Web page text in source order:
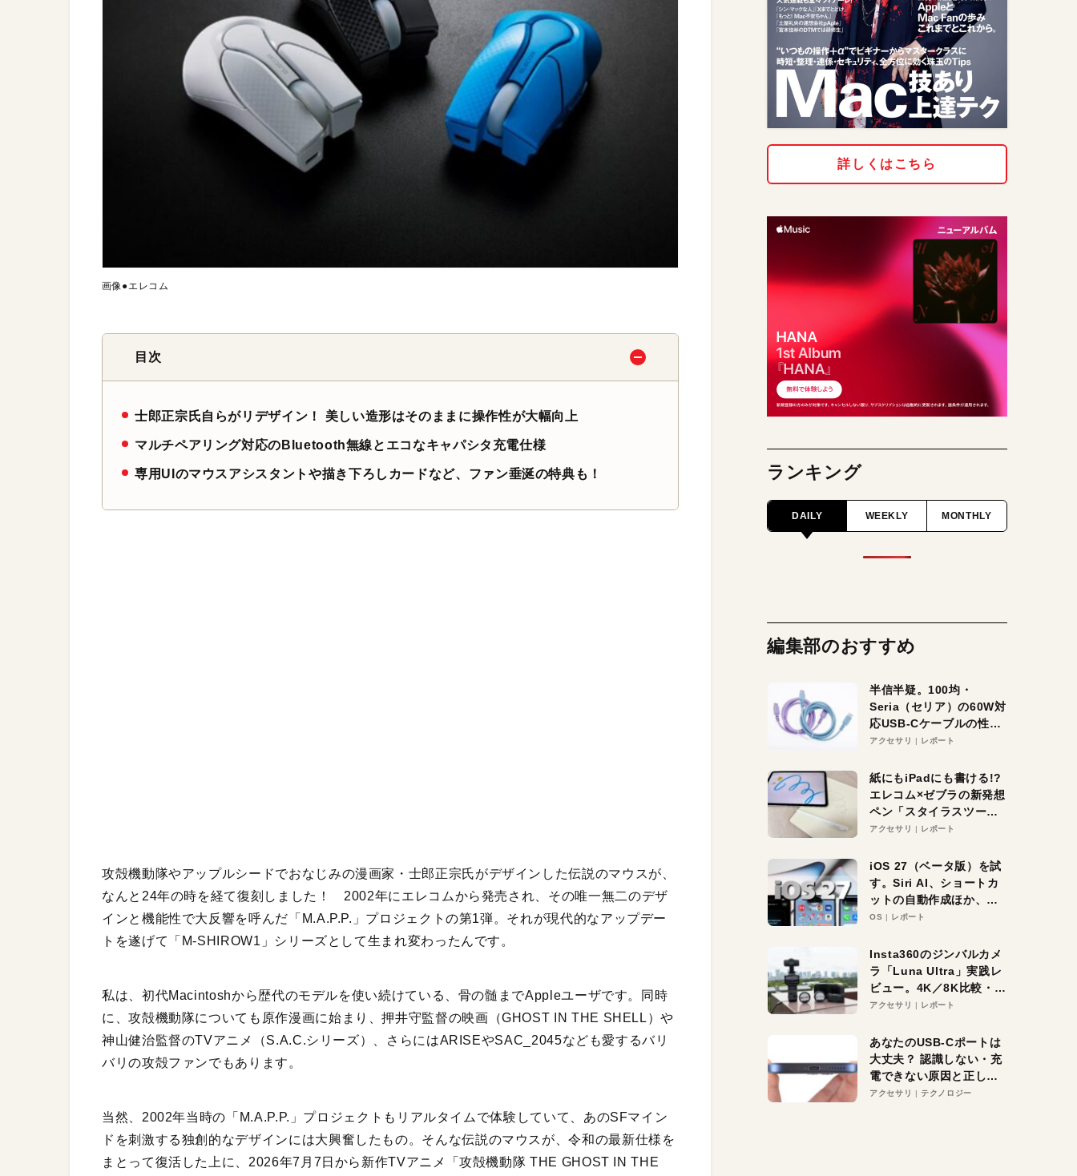
画像●エレコム
目次
士郎正宗氏自らがリデザイン！ 美しい造形はそのままに操作性が大幅向上
マルチペアリング対応のBluetooth無線とエコなキャパシタ充電仕様
専用UIのマウスアシスタントや描き下ろしカードなど、ファン垂涎の特典も！
攻殻機動隊やアップルシードでおなじみの漫画家・士郎正宗氏がデザインした伝説のマウスが、
なんと24年の時を経て復刻しました！ 2002年にエレコムから発売され、その唯一無二のデザ
インと機能性で大反響を呼んだ「M.A.P.P.」プロジェクトの第1弾。それが現代的なアップデー
トを遂げて「M-SHIROW1」シリーズとして生まれ変わったんです。
私は、初代Macintoshから歴代のモデルを使い続けている、骨の髄までAppleユーザです。同時
に、攻殻機動隊についても原作漫画に始まり、押井守監督の映画（GHOST IN THE SHELL）や
神山健治監督のTVアニメ（S.A.C.シリーズ）、さらにはARISEやSAC_2045なども愛するバリ
バリの攻殻ファンでもあります。
当然、2002年当時の「M.A.P.P.」プロジェクトもリアルタイムで体験していて、あのSFマイン
ドを刺激する独創的なデザインには大興奮したもの。そんな伝説のマウスが、令和の最新仕様を
まとって復活した上に、2026年7月7日から新作TVアニメ「攻殻機動隊 THE GHOST IN THE
詳しくはこちら
ランキング
DAILY WEEKLY MONTHLY
編集部のおすすめ
半信半疑。100均・
Seria（セリア）の60W対
応USB-Cケーブルの性能
を検証。超コスパの1本を
アクセサリ レポート
紙にもiPadにも書ける!?
エレコム×ゼブラの新発想
ペン「スタイラスツーウ
ェイ」レビュー。持ち替
アクセサリ レポート
iOS 27（ベータ版）を試
す。Siri AI、ショートカ
ットの自動作成ほか、期
待大の便利機能5選。
る未来はすぐそこ！
OS レポート
Insta360のジンバルカメ
ラ「Luna Ultra」実践レ
ビュー。4K／8K比較・ズ
ーム・夜間撮影をチェッ
アクセサリ レポート
あなたのUSB-Cポートは
大丈夫？ 認識しない・充
電できない原因と正しい
対策
アクセサリ テクノロジー